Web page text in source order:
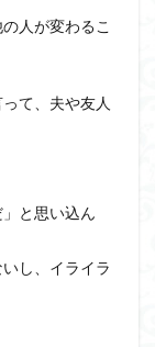
人が変わるこ
て、夫や友人
と思い込ん
し、イライラ